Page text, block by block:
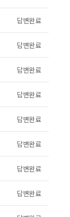
답변완료
답변완료
답변완료
답변완료
답변완료
답변완료
답변완료
답변완료